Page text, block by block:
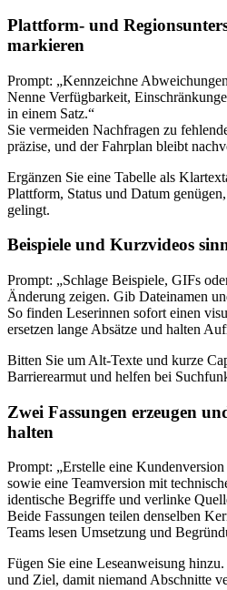
Plattform- und
markieren
Prompt: „Kennzeichne
Nenne Verfügbarkeit,
in einem Satz.“
Sie vermeiden Nachfragen zu
präzise, und der Fahrplan bleibt
Ergänzen Sie eine Tabelle als
Plattform, Status und Datum
gelingt.
Beispiele und Kurzvideos
Prompt: „Schlage Beispiele, GIFs
Änderung zeigen. Gib Dateinamen
So finden Leserinnen sofort einen
ersetzen lange Absätze und halten
Bitten Sie um Alt-Texte und kurze
Barrierearmut und helfen bei
Zwei Fassungen erzeugen
halten
Prompt: „Erstelle eine
sowie eine Teamversion mit
identische Begriffe und verlinke
Beide Fassungen teilen denselben
Teams lesen Umsetzung und
Fügen Sie eine Leseanweisung
und Ziel, damit niemand Abschnitte